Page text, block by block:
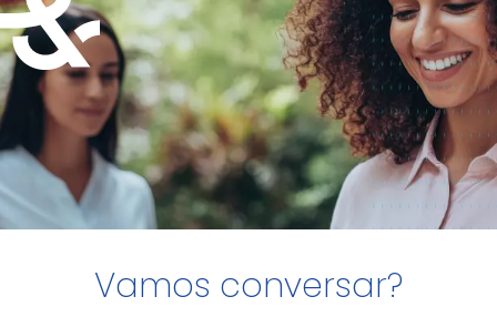
Vamos conversar?